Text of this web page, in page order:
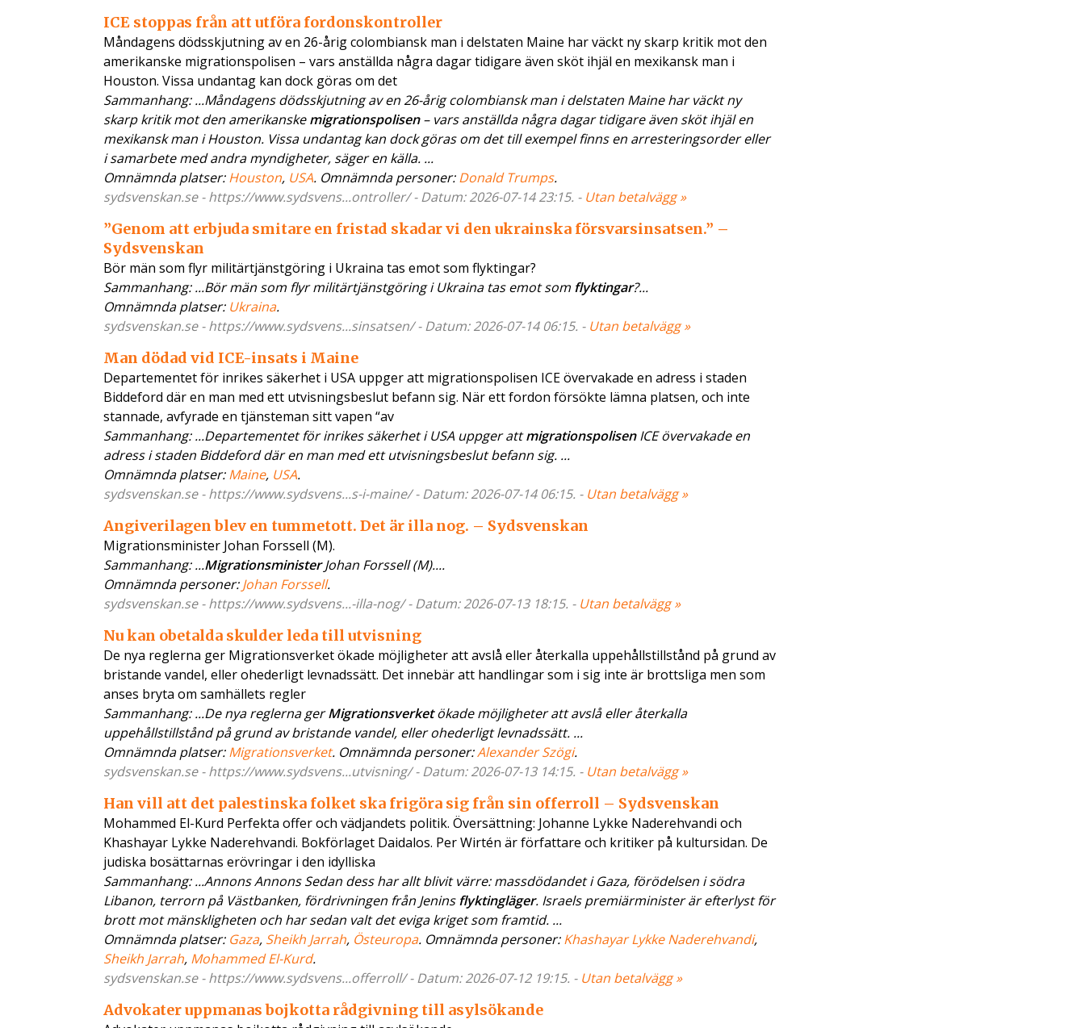
ICE stoppas från att utföra fordonskontroller
Måndagens dödsskjutning av en 26-årig colombiansk man i delstaten Maine har väckt ny skarp kritik mot den
amerikanske migrationspolisen – vars anställda några dagar tidigare även sköt ihjäl en mexikansk man i
Houston. Vissa undantag kan dock göras om det
Sammanhang: ...Måndagens dödsskjutning av en 26-årig colombiansk man i delstaten Maine har väckt ny
skarp kritik mot den amerikanskemigrationspolisen– vars anställda några dagar tidigare även sköt ihjäl en
mexikansk man i Houston. Vissa undantag kan dock göras om det till exempel finns en arresteringsorder eller
i samarbete med andra myndigheter, säger en källa. ...
Omnämnda platser:Houston, USA. Omnämnda personer:Donald Trumps.
sydsvenskan.se - https://www.sydsvens...ontroller/ - Datum: 2026-07-14 23:15. - Utan betalvägg »
”Genom att erbjuda smitare en fristad skadar vi den ukrainska försvarsinsatsen.” –
Sydsvenskan
Bör män som flyr militärtjänstgöring i Ukraina tas emot som flyktingar?
Sammanhang: ...Bör män som flyr militärtjänstgöring i Ukraina tas emot som flyktingar?...
Omnämnda platser: Ukraina.
sydsvenskan.se - https://www.sydsvens...sinsatsen/ - Datum: 2026-07-14 06:15. - Utan betalvägg »
Man dödad vid ICE-insats i Maine
Departementet för inrikes säkerhet i USA uppger att migrationspolisen ICE övervakade en adress i staden
Biddeford där en man med ett utvisningsbeslut befann sig. När ett fordon försökte lämna platsen, och inte
stannade, avfyrade en tjänsteman sitt vapen “av
Sammanhang: ...Departementet för inrikes säkerhet i USA uppger attmigrationspolisenICE övervakade en
adress i staden Biddeford där en man med ett utvisningsbeslut befann sig. ...
Omnämnda platser:Maine, USA.
sydsvenskan.se - https://www.sydsvens...s-i-maine/ - Datum: 2026-07-14 06:15. - Utan betalvägg »
Angiverilagen blev en tummetott. Det är illa nog. – Sydsvenskan
Migrationsminister Johan Forssell (M).
Sammanhang: ...MigrationsministerJohan Forssell (M)....
Omnämnda personer:Johan Forssell.
sydsvenskan.se - https://www.sydsvens...-illa-nog/ - Datum: 2026-07-13 18:15. - Utan betalvägg »
Nu kan obetalda skulder leda till utvisning
De nya reglerna ger Migrationsverket ökade möjligheter att avslå eller återkalla uppehållstillstånd på grund av
bristande vandel, eller ohederligt levnadssätt. Det innebär att handlingar som i sig inte är brottsliga men som
anses bryta om samhällets regler
Sammanhang: ...De nya reglerna gerMigrationsverketökade möjligheter att avslå eller återkalla
uppehållstillstånd på grund av bristande vandel, eller ohederligt levnadssätt. ...
Omnämnda platser:Migrationsverket. Omnämnda personer:Alexander Szögi.
sydsvenskan.se - https://www.sydsvens...utvisning/ - Datum: 2026-07-13 14:15. - Utan betalvägg »
Han vill att det palestinska folket ska frigöra sig från sin offerroll – Sydsvenskan
Mohammed El-Kurd Perfekta offer och vädjandets politik. Översättning: Johanne Lykke Naderehvandi och
Khashayar Lykke Naderehvandi. Bokförlaget Daidalos. Per Wirtén är författare och kritiker på kultursidan. De
judiska bosättarnas erövringar i den idylliska
Sammanhang: ...Annons Annons Sedan dess har allt blivit värre: massdödandet i Gaza, förödelsen i södra
Libanon, terrorn på Västbanken, fördrivningen från Jeninsflyktingläger. Israels premiärminister är efterlyst för
brott mot mänskligheten och har sedan valt det eviga kriget som framtid. ...
Omnämnda platser: Gaza, Sheikh Jarrah, Östeuropa. Omnämnda personer:Khashayar Lykke Naderehvandi,
Sheikh Jarrah, Mohammed El-Kurd.
sydsvenskan.se - https://www.sydsvens...offerroll/ - Datum: 2026-07-12 19:15. - Utan betalvägg »
Advokater uppmanas bojkotta rådgivning till asylsökande